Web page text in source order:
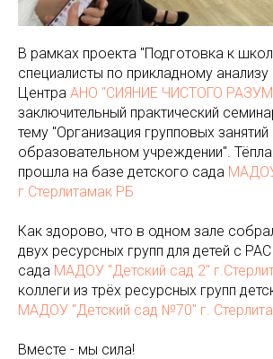
В рамках проекта "Подготовка к
специалисты по прикладному анализу
Центра АНО "СИЯНИЕ ЧИСТОГО
заключительный практический
тему "Организация групповых
образовательном учреждении".
прошла на базе детского сада
г.Стерлитамак РБ
Как здорово, что в одном зале
двух ресурсных групп для детей с
сада МАДОУ "Детский сад 2"
коллеги из трёх ресурсных групп
МАДОУ "Детский сад №70" г.
Вместе - мы сила!